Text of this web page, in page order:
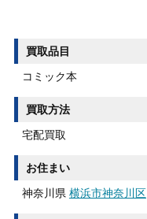
買取品目
コミック本
買取方法
宅配買取
お住まい
神奈川県 横浜市神奈川区